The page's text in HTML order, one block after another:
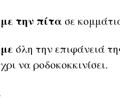
την πίτα σε
όλη την επιφάνειά
να ροδοκοκκινίσει.